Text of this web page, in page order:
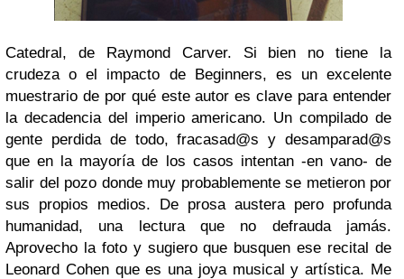
Catedral, de Raymond Carver. Si bien no tiene la
crudeza o el impacto de Beginners, es un excelente
muestrario de por qué este autor es clave para entender
la decadencia del imperio americano. Un compilado de
gente perdida de todo, fracasad@s y desamparad@s
que en la mayoría de los casos intentan -en vano- de
salir del pozo donde muy probablemente se metieron por
sus propios medios. De prosa austera pero profunda
humanidad, una lectura que no defrauda jamás.
Aprovecho la foto y sugiero que busquen ese recital de
Leonard Cohen que es una joya musical y artística. Me